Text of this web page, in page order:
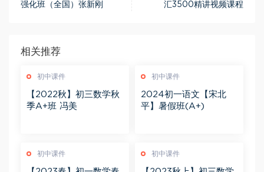
强化班（全国）张新刚
汇3500精讲视频课程
相关推荐
初中课件
【2022秋】初三数学秋
季A+班 冯美
初中课件
2024初一语文【宋北
平】暑假班(A+)
初中课件 初中课件